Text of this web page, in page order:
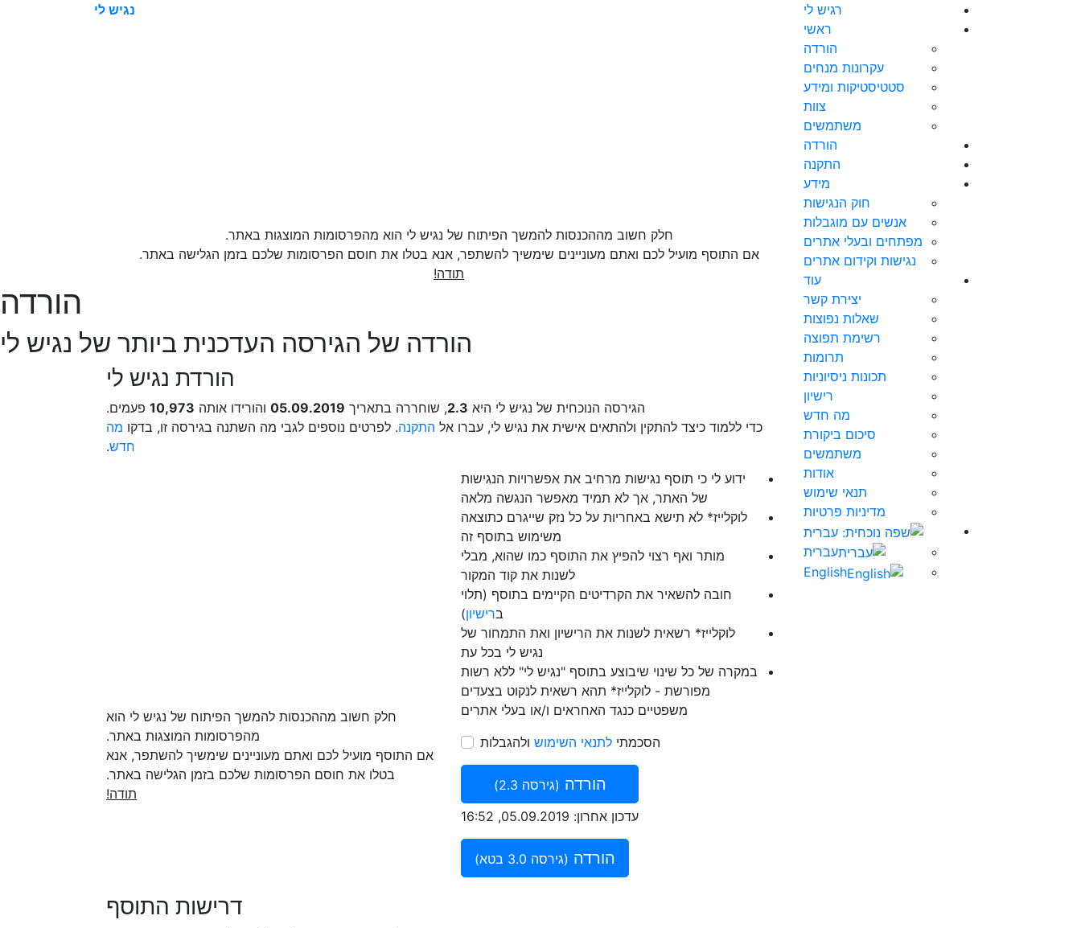
נגיש לי
רגיש לי
ראשי
הורדה
עקרונות מנחים
סטטיסטיקות ומידע
צוות
משתמשים
הורדה
התקנה
מידע
חוק הנגישות
אנשים עם מוגבלות
מפתחים ובעלי אתרים
נגישות וקידום אתרים
עוד
יצירת קשר
שאלות נפוצות
רשימת תפוצה
תרומות
תכונות ניסיוניות
רישיון
מה חדש
סיכום ביקורת
משתמשים
אודות
תנאי שימוש
מדיניות פרטיות
עברית
English
חלק חשוב מההכנסות להמשך הפיתוח של נגיש לי הוא מהפרסומות המוצגות באתר.
אם התוסף מועיל לכם ואתם מעוניינים שימשיך להשתפר, אנא בטלו את חוסם הפרסומות שלכם בזמן הגלישה באתר.
תודה!
הורדה
הורדה של הגירסה העדכנית ביותר של נגיש לי
הורדת נגיש לי
הגירסה הנוכחית של נגיש לי היא 2.3, שוחררה בתאריך 05.09.2019 והורידו אותה 10,973 פעמים.
כדי ללמוד כיצד להתקין ולהתאים אישית את נגיש לי, עברו אל התקנה. לפרטים נוספים לגבי מה השתנה בגירסה זו, בדקו מה
חדש.
ידוע לי כי תוסף נגישות מרחיב את אפשרויות הנגישות
של האתר, אך לא תמיד מאפשר הנגשה מלאה
לוקלייז* לא תישא באחריות על כל נזק שייגרם כתוצאה
משימוש בתוסף זה
מותר ואף רצוי להפיץ את התוסף כמו שהוא, מבלי
לשנות את קוד המקור
חובה להשאיר את הקרדיטים הקיימים בתוסף (תלוי
ברישיון)
לוקלייז* רשאית לשנות את הרישיון ואת התמחור של
נגיש לי בכל עת
במקרה של כל שינוי שיבוצע בתוסף "נגיש לי" ללא רשות
מפורשת - לוקלייז* תהא רשאית לנקוט בצעדים
משפטיים כנגד האחראים ו/או בעלי אתרים
הסכמתי לתנאי השימוש ולהגבלות
הורדה (גירסה 2.3)
עדכון אחרון: 05.09.2019, 16:52
הורדה (גירסה 3.0 בטא)
חלק חשוב מההכנסות להמשך הפיתוח של נגיש לי הוא
מהפרסומות המוצגות באתר.
אם התוסף מועיל לכם ואתם מעוניינים שימשיך להשתפר, אנא
בטלו את חוסם הפרסומות שלכם בזמן הגלישה באתר.
תודה!
דרישות התוסף